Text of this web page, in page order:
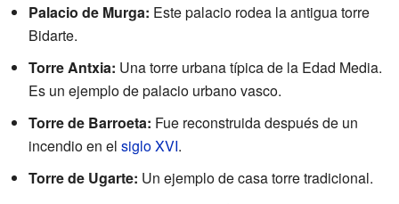
Palacio de Murga: Este palacio rodea la antigua torre
Bidarte.
Torre Antxia: Una torre urbana típica de la Edad Media.
Es un ejemplo de palacio urbano vasco.
Torre de Barroeta: Fue reconstruida después de un
incendio en el siglo XVI.
Torre de Ugarte: Un ejemplo de casa torre tradicional.